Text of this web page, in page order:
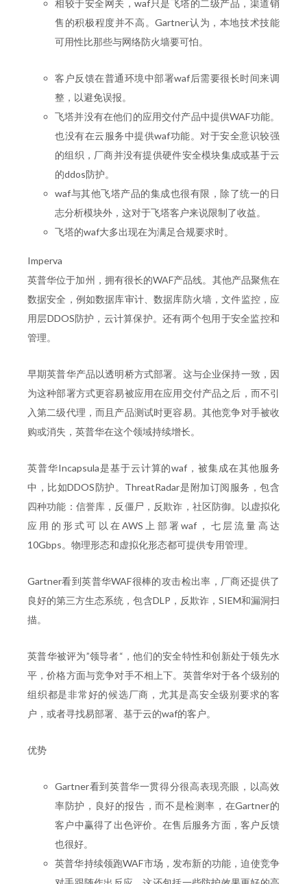
相较于安全网关，waf只是飞塔的二级产品，渠道销
售的积极程度并不高。Gartner认为，本地技术技能
可用性比那些与网络防火墙要可怕。
客户反馈在普通环境中部署waf后需要很长时间来调
整，以避免误报。
飞塔并没有在他们的应用交付产品中提供WAF功能。
也没有在云服务中提供waf功能。对于安全意识较强
的组织，厂商并没有提供硬件安全模块集成或基于云
的ddos防护。
waf与其他飞塔产品的集成也很有限，除了统一的日
志分析模块外，这对于飞塔客户来说限制了收益。
飞塔的waf大多出现在为满足合规要求时。
Imperva
英普华位于加州，拥有很长的WAF产品线。其他产品聚焦在
数据安全，例如数据库审计、数据库防火墙，文件监控，应
用层DDOS防护，云计算保护。还有两个包用于安全监控和
管理。
早期英普华产品以透明桥方式部署。这与企业保持一致，因
为这种部署方式更容易被应用在应用交付产品之后，而不引
入第二级代理，而且产品测试时更容易。其他竞争对手被收
购或消失，英普华在这个领域持续增长。
英普华Incapsula是基于云计算的waf，被集成在其他服务
中，比如DDOS防护。ThreatRadar是附加订阅服务，包含
四种功能：信誉库，反僵尸，反欺诈，社区防御。以虚拟化
应用的形式可以在AWS上部署waf，七层流量高达
10Gbps。物理形态和虚拟化形态都可提供专用管理。
Gartner看到英普华WAF很棒的攻击检出率，厂商还提供了
良好的第三方生态系统，包含DLP，反欺诈，SIEM和漏洞扫
描。
英普华被评为”领导者“，他们的安全特性和创新处于领先水
平，价格方面与竞争对手不相上下。英普华对于各个级别的
组织都是非常好的候选厂商，尤其是高安全级别要求的客
户，或者寻找易部署、基于云的waf的客户。
优势
Gartner看到英普华一贯得分很高表现亮眼，以高效
率防护，良好的报告，而不是检测率，在Gartner的
客户中赢得了出色评价。在售后服务方面，客户反馈
也很好。
英普华持续领跑WAF市场，发布新的功能，迫使竞争